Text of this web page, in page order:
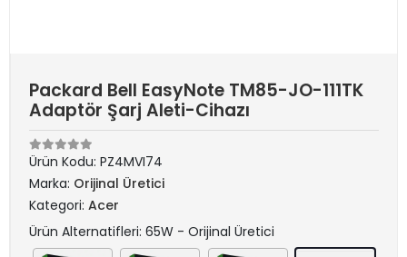
Packard Bell EasyNote TM85-JO-111TK
Adaptör Şarj Aleti-Cihazı
Ürün Kodu: PZ4MVI74
Marka: Orijinal Üretici
Kategori: Acer
Ürün Alternatifleri: 65W - Orijinal Üretici